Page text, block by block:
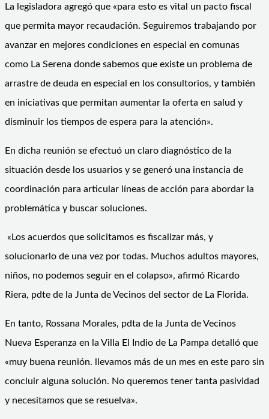
La legisladora agregó que «para esto es vital un pacto fiscal
que permita mayor recaudación. Seguiremos trabajando por
avanzar en mejores condiciones en especial en comunas
como La Serena donde sabemos que existe un problema de
arrastre de deuda en especial en los consultorios, y también
en iniciativas que permitan aumentar la oferta en salud y
disminuir los tiempos de espera para la atención».
En dicha reunión se efectuó un claro diagnóstico de la
situación desde los usuarios y se generó una instancia de
coordinación para articular líneas de acción para abordar la
problemática y buscar soluciones.
«Los acuerdos que solicitamos es fiscalizar más, y
solucionarlo de una vez por todas. Muchos adultos mayores,
niños, no podemos seguir en el colapso», afirmó Ricardo
Riera, pdte de la Junta de Vecinos del sector de La Florida.
En tanto, Rossana Morales, pdta de la Junta de Vecinos
Nueva Esperanza en la Villa El Indio de La Pampa detalló que
«muy buena reunión. llevamos más de un mes en este paro sin
concluir alguna solución. No queremos tener tanta pasividad
y necesitamos que se resuelva».